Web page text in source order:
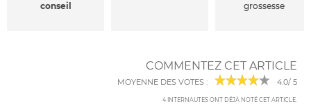
conseil
grossesse
COMMENTEZ CET ARTICLE
MOYENNE DES VOTES : 4.0/ 5
4 INTERNAUTES ONT DÉJÀ NOTÉ CET ARTICLE.